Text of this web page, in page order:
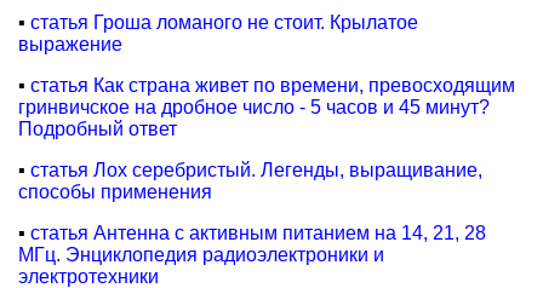
▪ статья Гроша ломаного не стоит. Крылатое
выражение
▪ статья Как страна живет по времени, превосходящим
гринвичское на дробное число - 5 часов и 45 минут?
Подробный ответ
▪ статья Лох серебристый. Легенды, выращивание,
способы применения
▪ статья Антенна с активным питанием на 14, 21, 28
МГц. Энциклопедия радиоэлектроники и
электротехники